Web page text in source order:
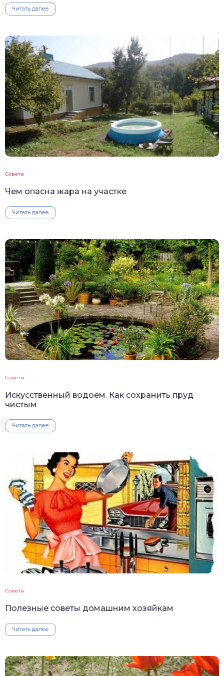
Читать далее
Советы
Чем опасна жара на участке
Читать далее
Советы
Искусственный водоем. Как сохранить пруд
чистым
Читать далее
Советы
Полезные советы домашним хозяйкам
Читать далее